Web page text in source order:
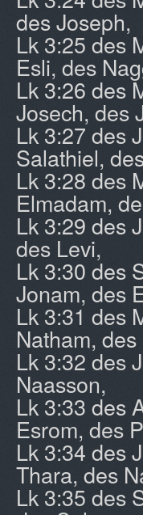
des Joseph,
Lk 3:25 des
Esli, des
Lk 3:26 des
Josech, des
Lk 3:27 des
Salathiel,
Lk 3:28 des
Elmadam,
Lk 3:29 des
des Levi,
Lk 3:30 des
Jonam, des
Lk 3:31 des
Natham,
Lk 3:32 des
Naasson,
Lk 3:33 des
Esrom, des
Lk 3:34 des
Thara, des
Lk 3:35 des